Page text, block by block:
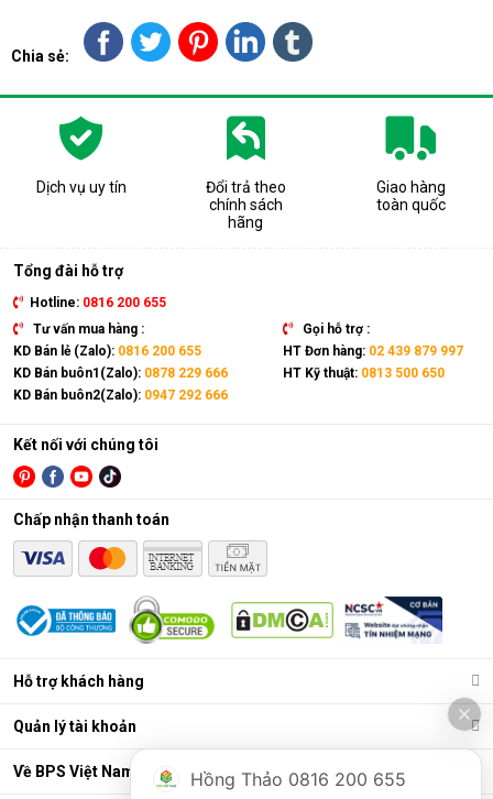
Chia sẻ:
Dịch vụ uy tín
Đổi trả theo
chính sách
hãng
Giao hàng
toàn quốc
Tổng đài hỗ trợ
Hotline: 0816 200 655
Tư vấn mua hàng :
KD Bán lẻ (Zalo): 0816 200 655
KD Bán buôn1(Zalo): 0878 229 666
KD Bán buôn2(Zalo): 0947 292 666
Gọi hỗ trợ :
HT Đơn hàng: 02 439 879 997
HT Kỹ thuật: 0813 500 650
Hỗ trợ khách hàng
Quản lý tài khoản
Về BPS Việt Nam
Kết nối với chúng tôi
Chấp nhận thanh toán
Hồng Thảo 0816 200 655